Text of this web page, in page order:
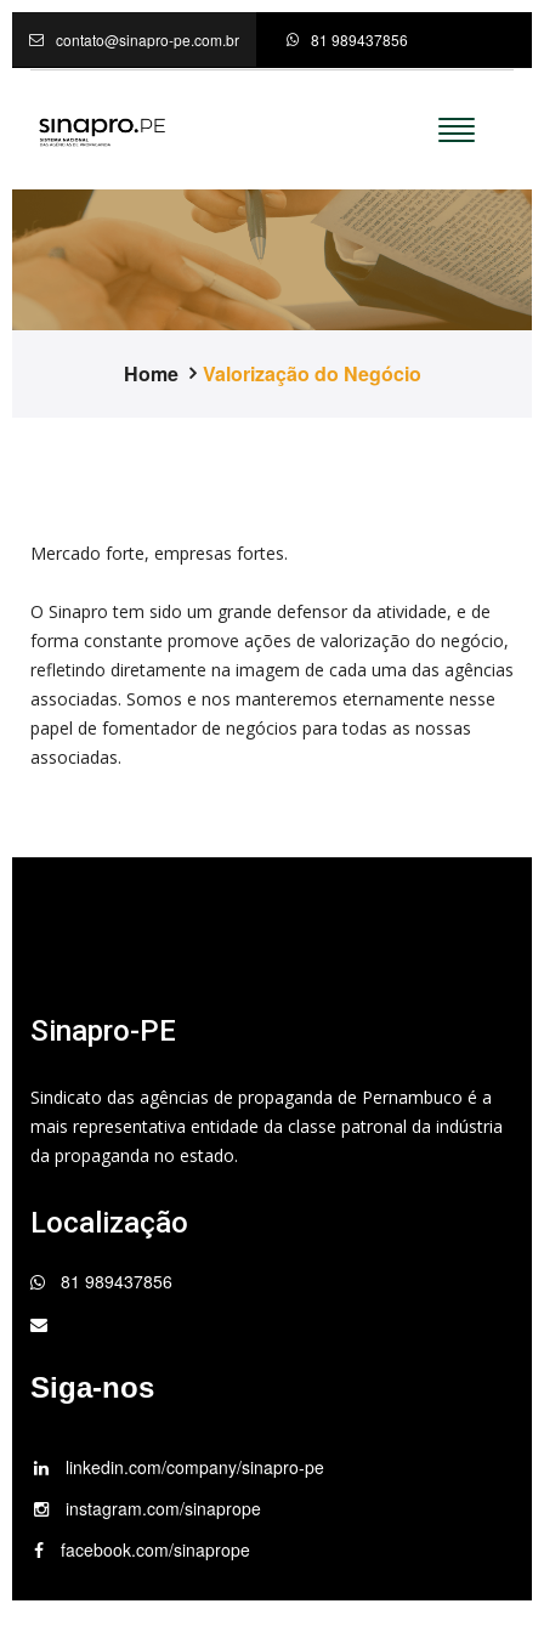
contato@sinapro-pe.com.br 81 989437856
Home Valorização do Negócio
Mercado forte, empresas fortes.
O Sinapro tem sido um grande defensor da atividade, e de
forma constante promove ações de valorização do negócio,
refletindo diretamente na imagem de cada uma das agências
associadas. Somos e nos manteremos eternamente nesse
papel de fomentador de negócios para todas as nossas
associadas.
Sinapro-PE
Sindicato das agências de propaganda de Pernambuco é a
mais representativa entidade da classe patronal da indústria
da propaganda no estado.
Localização
81 989437856
Siga-nos
linkedin.com/company/sinapro-pe
instagram.com/sinaprope
facebook.com/sinaprope